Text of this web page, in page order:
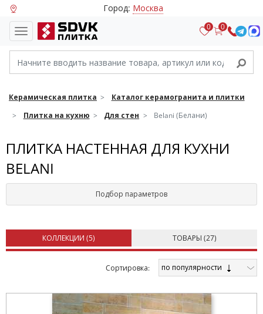
Город: Москва
0 0
Керамическая плитка
Каталог керамогранита и плитки
Плитка на кухню
Для стен Belani (Белани)
ПЛИТКА НАСТЕННАЯ ДЛЯ КУХНИ
BELANI
Подбор параметров
КОЛЛЕКЦИИ (5) ТОВАРЫ (27)
Cортировка: по популярности